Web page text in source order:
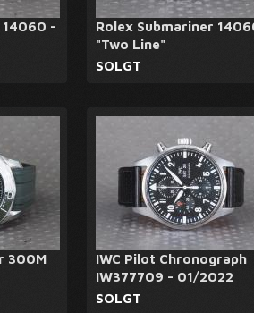
14060 -
Rolex Submariner
"Two Line"
SOLGT
300M
IWC Pilot Chronograph
IW377709 - 01/2022
SOLGT